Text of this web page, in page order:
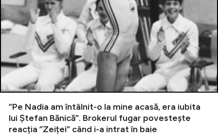
”Pe Nadia am întâlnit-o la mine acasă, era iubita
lui Ștefan Bănică”. Brokerul fugar povestește
reacția ”Zeiței” când i-a intrat în baie